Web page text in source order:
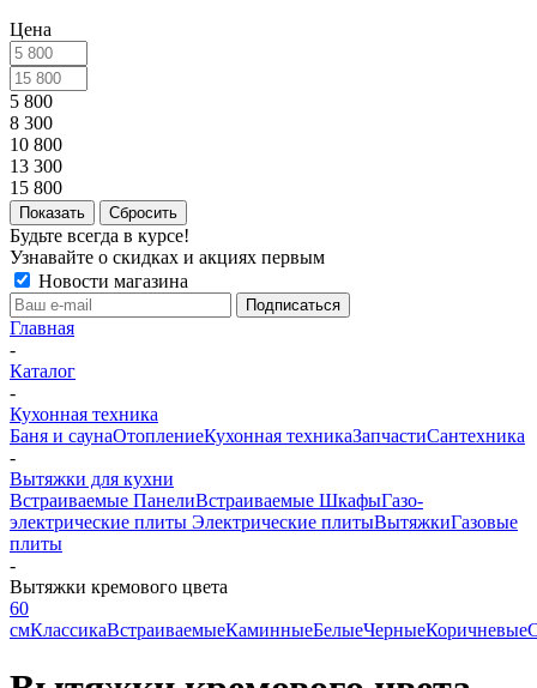
Цена
5 800
8 300
10 800
13 300
15 800
Сбросить
Будьте всегда в курсе!
Узнавайте о скидках и акциях первым
Новости магазина
Главная
-
Каталог
-
Кухонная техника
Баня и саунаОтоплениеКухонная техникаЗапчастиСантехника
-
Вытяжки для кухни
Встраиваемые ПанелиВстраиваемые ШкафыГазо-
электрические плиты Электрические плитыВытяжкиГазовые
плиты
-
Вытяжки кремового цвета
60
смКлассикаВстраиваемыеКаминныеБелыеЧерныеКоричневые